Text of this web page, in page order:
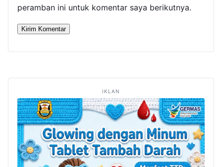
peramban ini untuk komentar saya berikutnya.
IKLAN